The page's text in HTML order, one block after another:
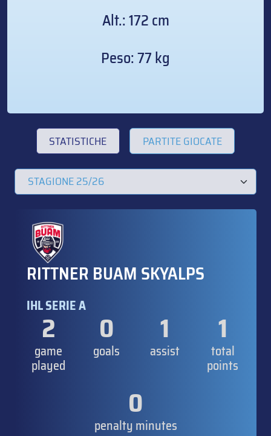
Alt.: 172 cm
Peso: 77 kg
STATISTICHE PARTITE GIOCATE
RITTNER BUAM SKYALPS
IHL SERIE A
2
game
played
0
goals
1
assist
1
total
points
0
penalty minutes